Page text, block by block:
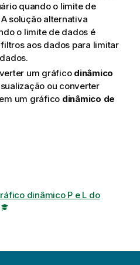
quando o limite de
solução alternativa
o limite de dados é
aos dados para limitar
um gráfico dinâmico
ou converter
um gráfico dinâmico de
dinâmico P e L do